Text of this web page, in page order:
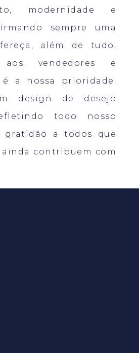
modernidade e
sempre uma
além de tudo,
aos vendedores e
a nossa prioridade.
design de desejo
todo nosso
gratidão a todos que
contribuem com